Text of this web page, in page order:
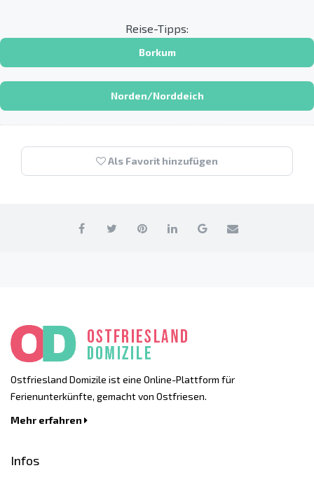
Reise-Tipps:
Borkum
Norden/Norddeich
Als Favorit hinzufügen
Ostfriesland Domizile ist eine Online-Plattform für
Ferienunterkünfte, gemacht von Ostfriesen.
Mehr erfahren
Infos